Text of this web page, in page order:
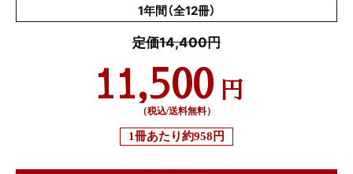
1年間（全12冊）
定価14,400円
11,500 円
（税込/送料無料）
1冊あたり約958円